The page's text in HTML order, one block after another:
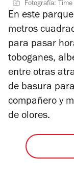
de
5
Fotografía:
En este
metros
para pasar
toboganes,
entre otras
de basura
compañero y
de olores.